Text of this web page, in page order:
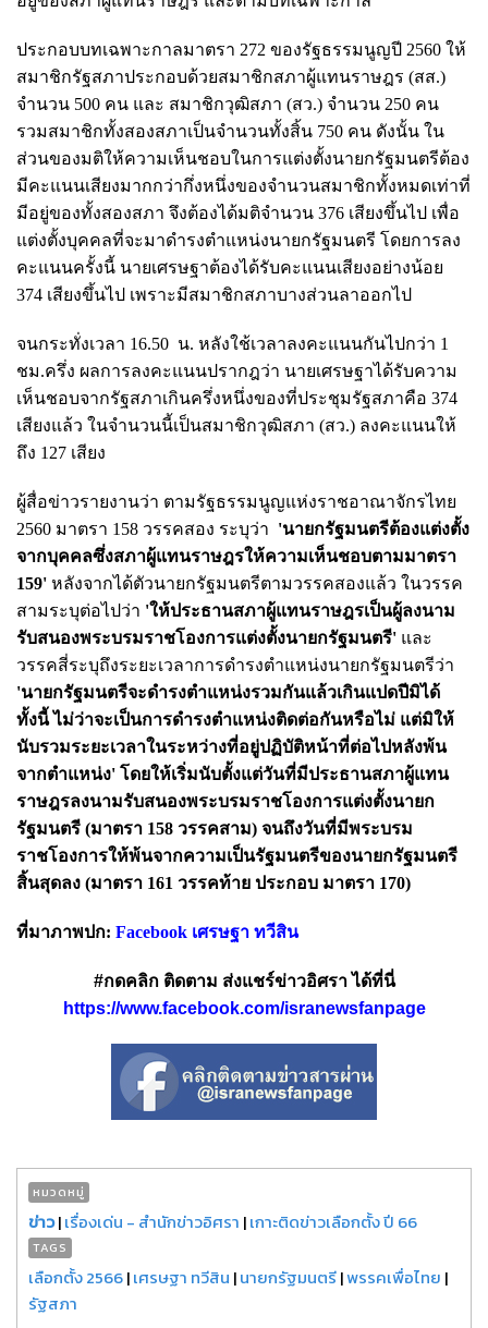
ประกอบบทเฉพาะกาลมาตรา 272 ของรัฐธรรมนูญปี 2560 ให้
สมาชิกรัฐสภาประกอบด้วยสมาชิกสภาผู้แทนราษฎร (สส.)
จำนวน 500 คน และ สมาชิกวุฒิสภา (สว.) จำนวน 250 คน
รวมสมาชิกทั้งสองสภาเป็นจำนวนทั้งสิ้น 750 คน ดังนั้น ใน
ส่วนของมติให้ความเห็นชอบในการแต่งตั้งนายกรัฐมนตรีต้อง
มีคะแนนเสียงมากกว่ากึ่งหนึ่งของจำนวนสมาชิกทั้งหมดเท่าที่
มีอยู่ของทั้งสองสภา จึงต้องได้มติจำนวน 376 เสียงขึ้นไป เพื่อ
แต่งตั้งบุคคลที่จะมาดำรงตำแหน่งนายกรัฐมนตรี โดยการลง
คะแนนครั้งนี้ นายเศรษฐาต้องได้รับคะแนนเสียงอย่างน้อย
374 เสียงขึ้นไป เพราะมีสมาชิกสภาบางส่วนลาออกไป
จนกระทั่งเวลา 16.50 น. หลังใช้เวลาลงคะแนนกันไปกว่า 1
ชม.ครึ่ง ผลการลงคะแนนปรากฎว่า นายเศรษฐาได้รับความ
เห็นชอบจากรัฐสภาเกินครึ่งหนึ่งของที่ประชุมรัฐสภาคือ 374
เสียงแล้ว ในจำนวนนี้เป็นสมาชิกวุฒิสภา (สว.) ลงคะแนนให้
ถึง 127 เสียง
ผู้สื่อข่าวรายงานว่า ตามรัฐธรรมนูญแห่งราชอาณาจักรไทย
2560 มาตรา 158 วรรคสอง ระบุว่า 'นายกรัฐมนตรีต้องแต่งตั้ง
จากบุคคลซึ่งสภาผู้แทนราษฎรให้ความเห็นชอบตามมาตรา
159' หลังจากได้ตัวนายกรัฐมนตรีตามวรรคสองแล้ว ในวรรค
สามระบุต่อไปว่า 'ให้ประธานสภาผู้แทนราษฎรเป็นผู้ลงนาม
รับสนองพระบรมราชโองการแต่งตั้งนายกรัฐมนตรี' และ
วรรคสี่ระบุถึงระยะเวลาการดำรงตำแหน่งนายกรัฐมนตรีว่า
'นายกรัฐมนตรีจะดำรงตำแหน่งรวมกันแล้วเกินแปดปีมิได้
ทั้งนี้ ไม่ว่าจะเป็นการดำรงตำแหน่งติดต่อกันหรือไม่ แต่มิให้
นับรวมระยะเวลาในระหว่างที่อยู่ปฏิบัติหน้าที่ต่อไปหลังพ้น
จากตำแหน่ง' โดยให้เริ่มนับตั้งแต่วันที่มีประธานสภาผู้แทน
ราษฎรลงนามรับสนองพระบรมราชโองการแต่งตั้งนายก
รัฐมนตรี (มาตรา 158 วรรคสาม) จนถึงวันที่มีพระบรม
ราชโองการให้พ้นจากความเป็นรัฐมนตรีของนายกรัฐมนตรี
สิ้นสุดลง (มาตรา 161 วรรคท้าย ประกอบ มาตรา 170)
ที่มาภาพปก: Facebook เศรษฐา ทวีสิน
#กดคลิก ติดตาม ส่งแชร์ข่าวอิศรา ได้ที่นี่
https://www.facebook.com/isranewsfanpage
หมวดหมู่
ข่าว|เรื่องเด่น - สำนักข่าวอิศรา |เกาะติดข่าวเลือกตั้ง ปี 66
TAGS
เลือกตั้ง 2566|เศรษฐา ทวีสิน |นายกรัฐมนตรี|พรรคเพื่อไทย |
รัฐสภา